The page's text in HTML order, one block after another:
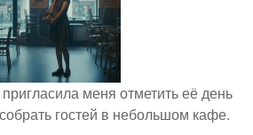
меня отметить её день
гостей в небольшом кафе.